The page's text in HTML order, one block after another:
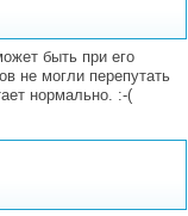
быть при его
не могли перепутать
нормально. :-(